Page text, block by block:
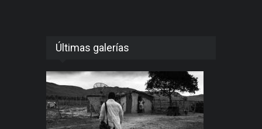
Últimas galerías